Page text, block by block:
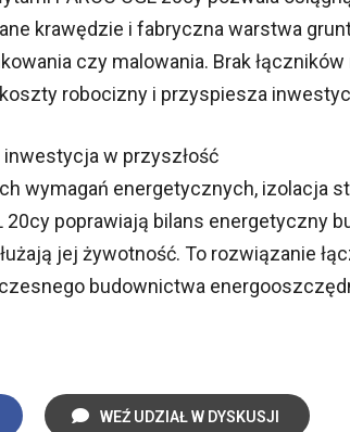
krawędzie i fabryczna warstwa
czy malowania. Brak
robocizny i przyspiesza
w przyszłość
wymagań energetycznych, izolacja
20cy poprawiają bilans
jej żywotność. To rozwiązanie
budownictwa
WEŹ UDZIAŁ W DYSKUSJI